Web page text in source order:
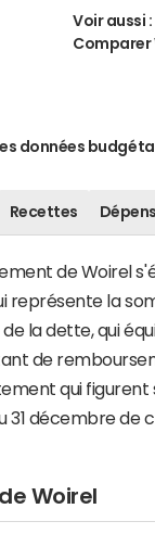
Voir aussi :
Comparer
données
Recettes
de Woirel
représente la
de la dette, qui
de
qui figurent
31 décembre de
Woirel